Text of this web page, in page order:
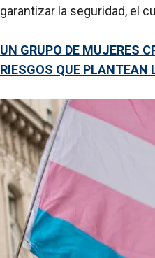
garantizar la seguridad, el
UN GRUPO DE MUJERES
RIESGOS QUE PLANTEAN